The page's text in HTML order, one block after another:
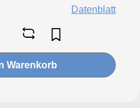
Datenblatt
Warenkorb